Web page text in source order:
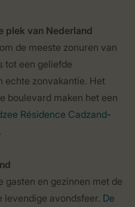
plek van Nederland
de meeste zonuren van
tot een geliefde
echte zonvakantie. Het
boulevard maken het een
Résidence Cadzand-
gasten en gezinnen met de
levendige avondsfeer. De